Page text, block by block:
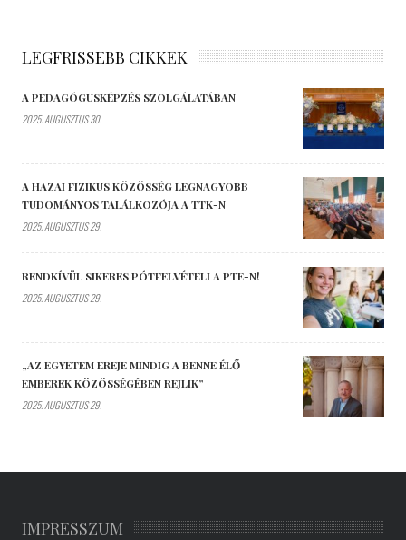
LEGFRISSEBB CIKKEK
A PEDAGÓGUSKÉPZÉS SZOLGÁLATÁBAN
2025. AUGUSZTUS 30.
A HAZAI FIZIKUS KÖZÖSSÉG LEGNAGYOBB
TUDOMÁNYOS TALÁLKOZÓJA A TTK-N
2025. AUGUSZTUS 29.
RENDKÍVÜL SIKERES PÓTFELVÉTELI A PTE-N!
2025. AUGUSZTUS 29.
„AZ EGYETEM EREJE MINDIG A BENNE ÉLŐ
EMBEREK KÖZÖSSÉGÉBEN REJLIK”
2025. AUGUSZTUS 29.
IMPRESSZUM